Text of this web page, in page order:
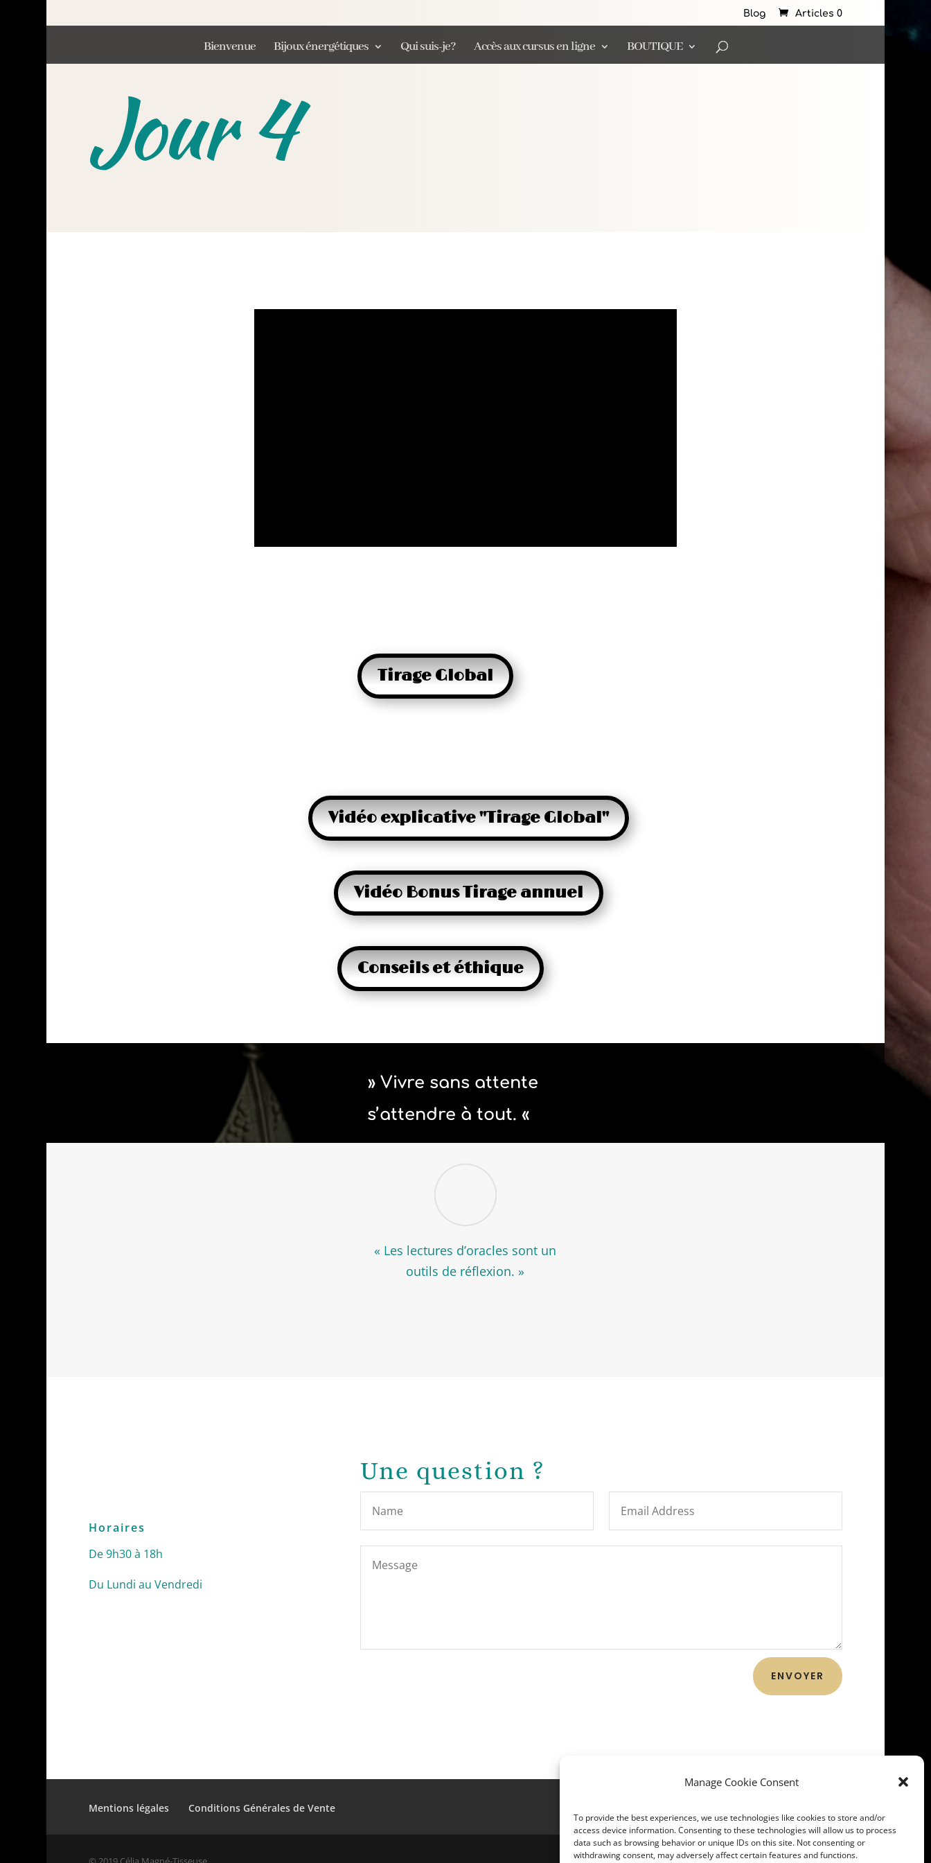
Manage Cookie Consent
To provide the best experiences, we use technologies like cookies to store and/or
access device information. Consenting to these technologies will allow us to process
data such as browsing behavior or unique IDs on this site. Not consenting or
withdrawing consent, may adversely affect certain features and functions.
Blog Articles 0
Bienvenue Bijoux énergétiques Qui suis-je? Accès aux cursus en ligne BOUTIQUE
Jour 4
Tirage Global
Vidéo explicative "Tirage Global"
Vidéo Bonus Tirage annuel
Conseils et éthique
» Vivre sans attente
s’attendre à tout. «
« Les lectures d’oracles sont un
outils de réflexion. »
Horaires
De 9h30 à 18h
Du Lundi au Vendredi
Une question ?
ENVOYER
Mentions légales Conditions Générales de Vente